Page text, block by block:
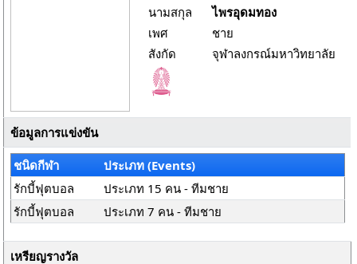
นามสกุล
ไพรอุดมทอง
เพศ
ชาย
สังกัด
จุฬาลงกรณ์มหาวิทยาลัย
ข้อมูลการแข่งขัน
ชนิดกีฬา
ประเภท (Events)
รักบี้ฟุตบอล
ประเภท 15 คน - ทีมชาย
รักบี้ฟุตบอล
ประเภท 7 คน - ทีมชาย
เหรียญรางวัล